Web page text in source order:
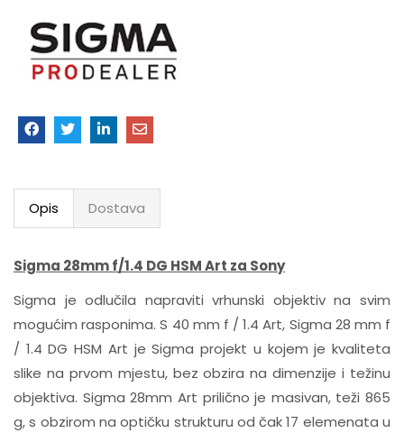
Opis Dostava
Sigma 28mm f/1.4 DG HSM Art za Sony
Sigma je odlučila napraviti vrhunski objektiv na svim
mogućim rasponima. S 40 mm f / 1.4 Art, Sigma 28 mm f
/ 1.4 DG HSM Art je Sigma projekt u kojem je kvaliteta
slike na prvom mjestu, bez obzira na dimenzije i težinu
objektiva. Sigma 28mm Art prilično je masivan, teži 865
g, s obzirom na optičku strukturu od čak 17 elemenata u